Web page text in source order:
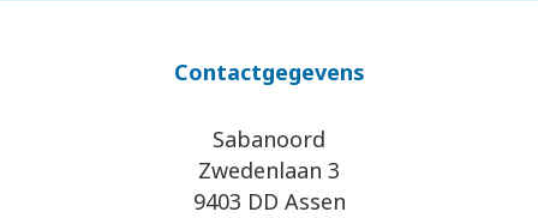
Contactgegevens
Sabanoord
Zwedenlaan 3
9403 DD Assen